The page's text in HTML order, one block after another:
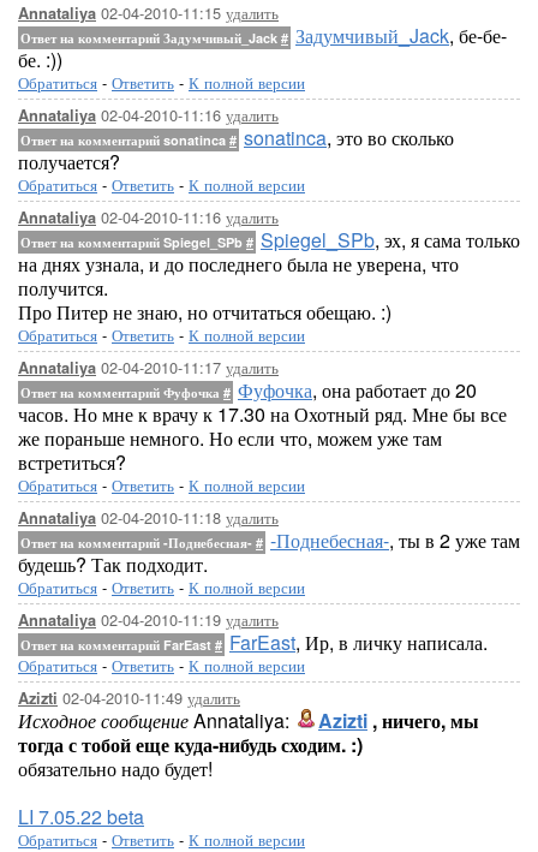
Annataliya 02-04-2010-11:15 удалить
Ответ на комментарий Задумчивый_Jack # Задумчивый_Jack, бе-бе-
бе. :))
Обратиться - Ответить - К полной версии
Annataliya 02-04-2010-11:16 удалить
Ответ на комментарий sonatinca # sonatinca, это во сколько
получается?
Обратиться - Ответить - К полной версии
Annataliya 02-04-2010-11:16 удалить
Ответ на комментарий Spiegel_SPb # Spiegel_SPb, эх, я сама только
на днях узнала, и до последнего была не уверена, что
получится.
Про Питер не знаю, но отчитаться обещаю. :)
Обратиться - Ответить - К полной версии
Annataliya 02-04-2010-11:17 удалить
Ответ на комментарий Фуфочка # Фуфочка, она работает до 20
часов. Но мне к врачу к 17.30 на Охотный ряд. Мне бы все
же пораньше немного. Но если что, можем уже там
встретиться?
Обратиться - Ответить - К полной версии
Annataliya 02-04-2010-11:18 удалить
Ответ на комментарий -Поднебесная- # -Поднебесная-, ты в 2 уже там
будешь? Так подходит.
Обратиться - Ответить - К полной версии
Annataliya 02-04-2010-11:19 удалить
Ответ на комментарий FarEast # FarEast, Ир, в личку написала.
Обратиться - Ответить - К полной версии
Azizti 02-04-2010-11:49 удалить
Исходное сообщениеAnnataliya: Azizti , ничего, мы
тогда с тобой еще куда-нибудь сходим. :)
обязательно надо будет!
LI 7.05.22 beta
Обратиться - Ответить - К полной версии